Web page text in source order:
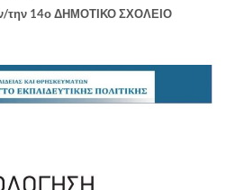
την 14ο ΔΗΜΟΤΙΚΟ ΣΧΟΛΕΙΟ